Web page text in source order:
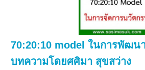
70:20:10 model ในการพัฒน
บทความโดยศศิมา สุขสว่าง